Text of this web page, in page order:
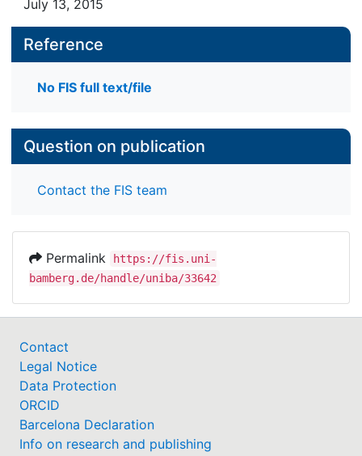
July 13, 2015
Reference
No FIS full text/file
Question on publication
Contact the FIS team
Permalink
https://fis.uni-
bamberg.de/handle/uniba/33642
Contact
Legal Notice
Data Protection
ORCID
Barcelona Declaration
Info on research and publishing